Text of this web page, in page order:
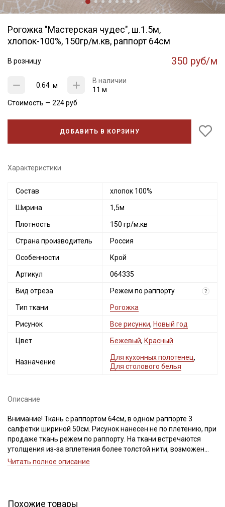
Рогожка "Мастерская чудес", ш.1.5м,
хлопок-100%, 150гр/м.кв, раппорт 64см
В розницу 350 руб/м
м
В наличии
11 м
Стоимость — 224руб
ДОБАВИТЬ В КОРЗИНУ
Характеристики
Состав хлопок 100%
Ширина 1,5м
Плотность 150 гр/м.кв
Страна производитель Россия
Особенности Крой
Артикул 064335
Вид отреза Режем по раппорту ?
Тип ткани Рогожка
Рисунок Все рисунки, Новый год
Цвет Бежевый, Красный
Назначение
Для кухонных полотенец,
Для столового белья
Описание
Внимание! Ткань с раппортом 64см, в одном раппорте 3
салфетки шириной 50см. Рисунок нанесен не по плетению, при
продаже ткань режем по раппорту. На ткани встречаются
утолщения из-за вплетения более толстой нити, возможен
сбой в переплетении нитей (смещение нитей основы и утка),
не являются. Ширина ткани ±2см. Просим учитывать это при
Читать полное описание
Похожие товары